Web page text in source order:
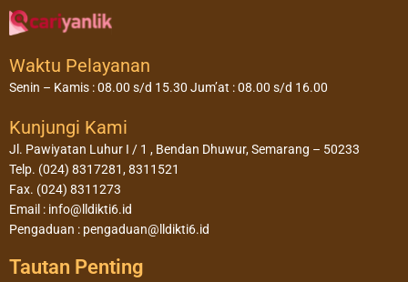
Waktu Pelayanan
Senin – Kamis : 08.00 s/d 15.30 Jum’at : 08.00 s/d 16.00
Kunjungi Kami
Jl. Pawiyatan Luhur I / 1 , Bendan Dhuwur, Semarang – 50233
Telp. (024) 8317281, 8311521
Fax. (024) 8311273
Email : info@lldikti6.id
Pengaduan : pengaduan@lldikti6.id
Tautan Penting